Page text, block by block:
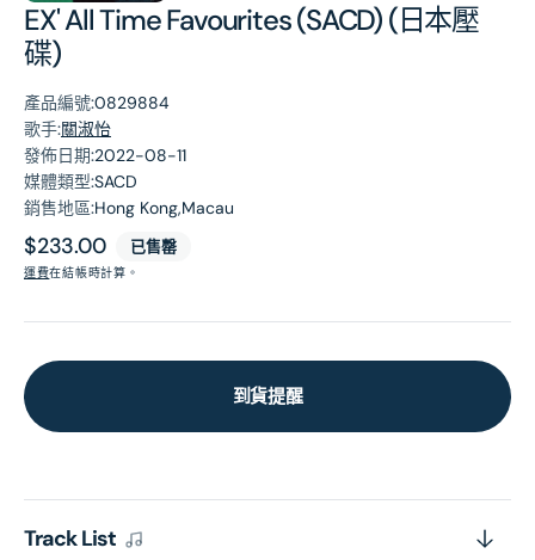
EX' All Time Favourites (SACD) (日本壓
碟)
產品編號:0829884
歌手:關淑怡
發佈日期:2022-08-11
媒體類型:SACD
銷售地區:Hong Kong,Macau
原
價
$233.00 已售罄
運費在結帳時計算。
到貨提醒
Track List